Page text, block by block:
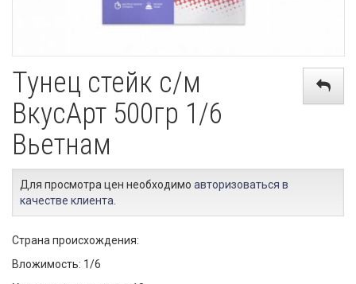
Тунец стейк с/м
ВкусАрт 500гр 1/6
Вьетнам
Для просмотра цен необходимо авторизоваться в
качестве клиента
Страна происхождения:
Вложимость: 1/6